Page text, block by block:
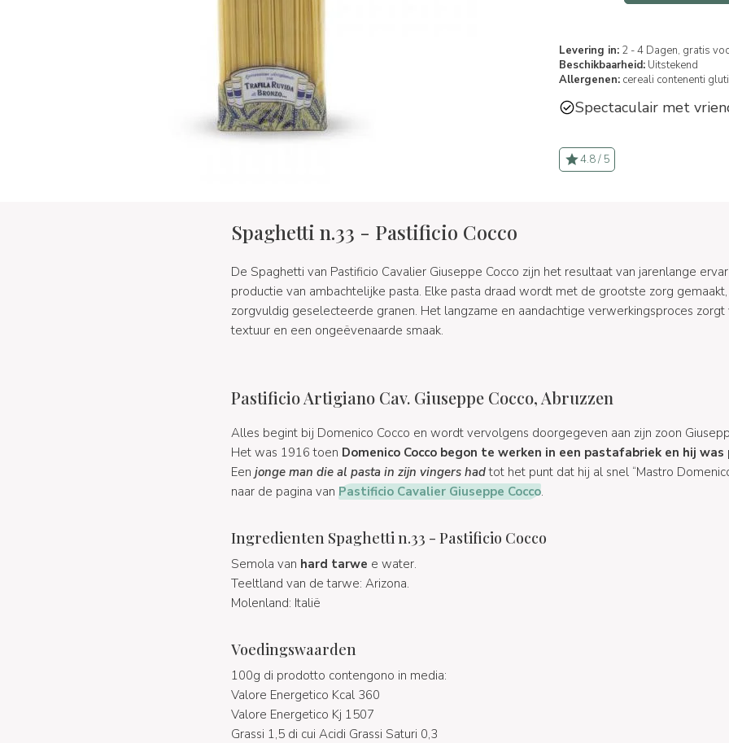
Levering in: 2 - 4 Dagen, gratis
Beschikbaarheid: Uitstekend
Allergenen: cereali contenenti
Spectaculair met
4.8 / 5
Spaghetti n.33 - Pastificio Cocco
De Spaghetti van Pastificio Cavalier Giuseppe Cocco zijn het resultaat van jarenlange
productie van ambachtelijke pasta. Elke pasta draad wordt met de grootste zorg
zorgvuldig geselecteerde granen. Het langzame en aandachtige verwerkingsproces
textuur en een ongeëvenaarde smaak.
Pastificio Artigiano Cav. Giuseppe Cocco, Abruzzen
Alles begint bij Domenico Cocco en wordt vervolgens doorgegeven aan zijn zoon
Het was 1916 toen Domenico Cocco begon te werken in een pastafabriek en hij was
Een jonge man die al pasta in zijn vingers hadtot het punt dat hij al snel “Mastro
naar de pagina van Pastificio Cavalier Giuseppe Cocco.
Ingredienten Spaghetti n.33 - Pastificio Cocco
Semola van hard tarwe e water.
Teeltland van de tarwe: Arizona.
Molenland: Italië
Voedingswaarden
100g di prodotto contengono in media:
Valore Energetico Kcal 360
Valore Energetico Kj 1507
Grassi 1,5 di cui Acidi Grassi Saturi 0,3